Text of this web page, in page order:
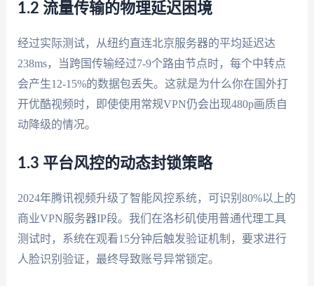
1.2 流量传输的物理延迟困境
经过实际测试，从纽约直连北京服务器的平均延迟达
238ms，当跨国传输经过7-9个路由节点时，每个中转点
会产生12-15%的数据包丢失。这就是为什么你在国外打
开优酷视频时，即使使用常规VPN仍会出现480p画质自
动降级的情况。
1.3 平台风控的动态封锁策略
2024年腾讯视频升级了智能风控系统，可识别80%以上的
商业VPN服务器IP段。我们在洛杉矶使用普通代理工具
测试时，系统在观看15分钟后触发验证机制，要求进行
人脸识别验证，最终导致账号异常锁定。